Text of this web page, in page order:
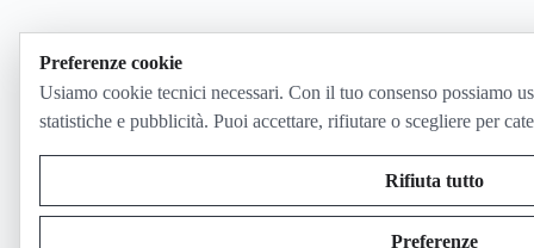
Preferenze cookie
Usiamo cookie tecnici necessari. Con il tuo consenso possiamo
statistiche e pubblicità. Puoi accettare, rifiutare o scegliere per
Rifiuta tutto
Preferenze